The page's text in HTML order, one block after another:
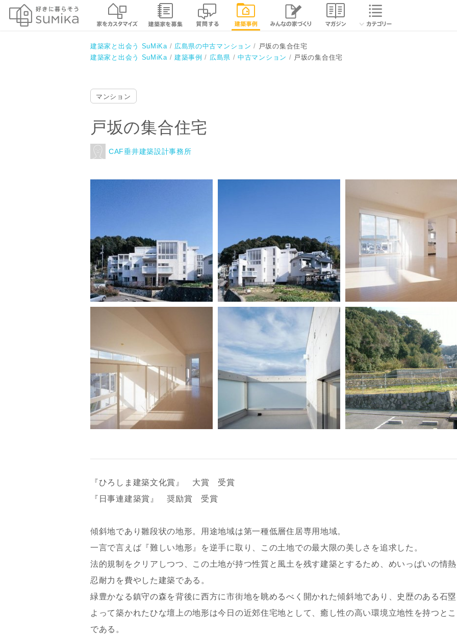
閉じる
建築家と出会う SuMiKa 広島県の中古マンション
戸坂の集合住宅
建築家と出会う SuMiKa
建築事例 広島県 中古マンション 戸坂の集合住宅
戸坂の集合住宅
CAF垂井建築設計事務所
マンション
戸坂の集合住宅
CAF垂井建築設計事務所
『ひろしま建築文化賞』 大賞 受賞
『日事連建築賞』 奨励賞 受賞
傾斜地であり雛段状の地形。用途地域は第一種低層住居専用地域。
一言で言えば『難しい地形』を逆手に取り、この土地での最大限の美しさを追求した。
法的規制をクリアしつつ、この土地が持つ性質と風土を残す建築とするため、めいっぱいの情熱
忍耐力を費やした建築である。
緑豊かなる鎮守の森を背後に西方に市街地を眺めるべく開かれた傾斜地であり、史歴のある石塁
よって築かれたひな壇上の地形は今日の近郊住宅地として、癒し性の高い環境立地性を持つとこ
である。